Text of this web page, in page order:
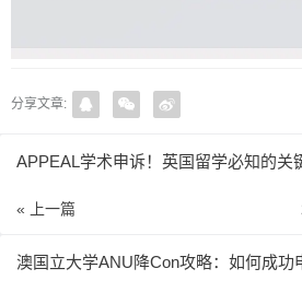
分享文章:
APPEAL学术申诉！英国留学必知的关
« 上一篇
澳国立大学ANU降Con攻略：如何成功